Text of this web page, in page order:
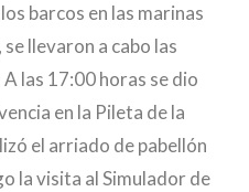
barcos en las marinas
llevaron a cabo las
las 17:00 horas se dio
en la Pileta de la
el arriado de pabellón
la visita al Simulador de